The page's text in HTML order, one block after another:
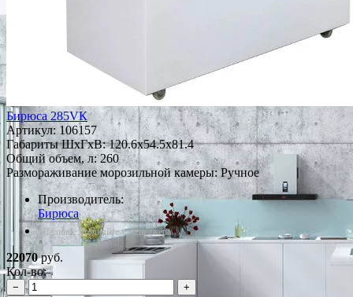
Бирюса 285VК
Артикул: 106157
Габариты ШxГxВ: 120.6x54.5x81.4
Общий объем, л: 260
Размораживание морозильной камеры: Ручное
Производитель:
Бирюса
*Наличие уточняйте у менеджера
22070руб.
Кол-во:
−
+